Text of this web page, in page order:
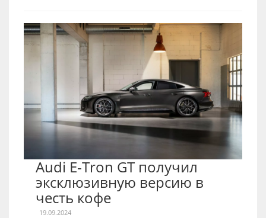
Audi E-Tron GT получил
эксклюзивную версию в
честь кофе
19.09.2024